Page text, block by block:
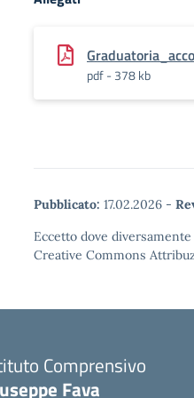
pdf - 378 kb
Pubblicato: 17.02.2026 -
Eccetto dove
Creative Commons
Comprensivo
Fava